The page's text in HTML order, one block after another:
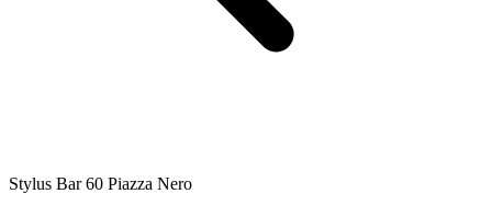
Stylus Bar 60 Piazza Nero